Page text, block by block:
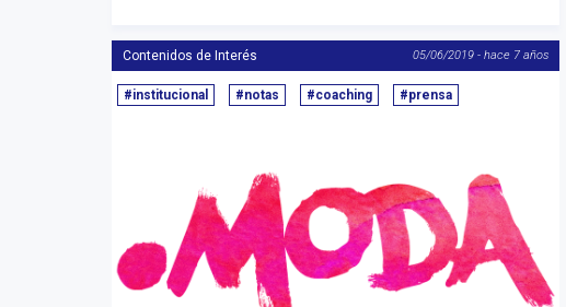
Contenidos de Interés 05/06/2019 - hace 7 años
#institucional #notas #coaching #prensa